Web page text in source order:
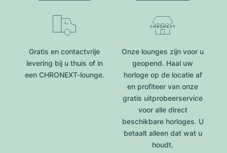
Gratis en contactvrije
levering bij u thuis of in
een CHRONEXT-lounge.
Onze lounges zijn voor u
geopend. Haal uw
horloge op de locatie af
en profiteer van onze
gratis uitprobeerservice
voor alle direct
beschikbare horloges. U
betaalt alleen dat wat u
houdt.